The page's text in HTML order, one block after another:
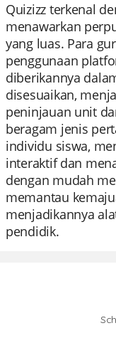
Quizizz terkenal
menawarkan
yang luas. Para
penggunaan
diberikannya
disesuaikan,
peninjauan unit
beragam jenis
individu siswa,
interaktif dan
dengan mudah
memantau
menjadikannya
pendidik.